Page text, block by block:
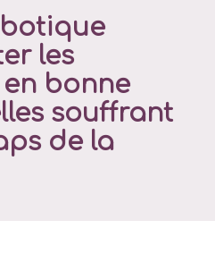
les
en bonne
souffrant
de la